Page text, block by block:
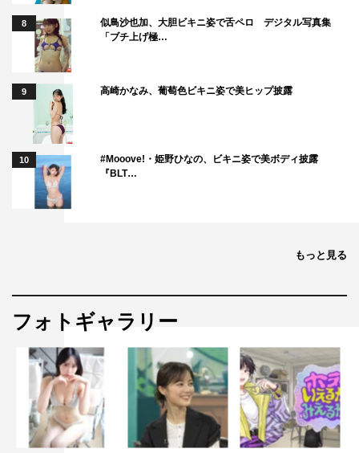
8
似鳥沙也加、大胆ビキニ姿で舌ペロ デジタル写真集
「ブチ上げ極…
9 高崎かなみ、葡萄色ビキニ姿で美ヒップ披露
10
#Mooove!・姫野ひなの、ビキニ姿で美ボディ披露
『BLT…
もっと見る
フォトギャラリー